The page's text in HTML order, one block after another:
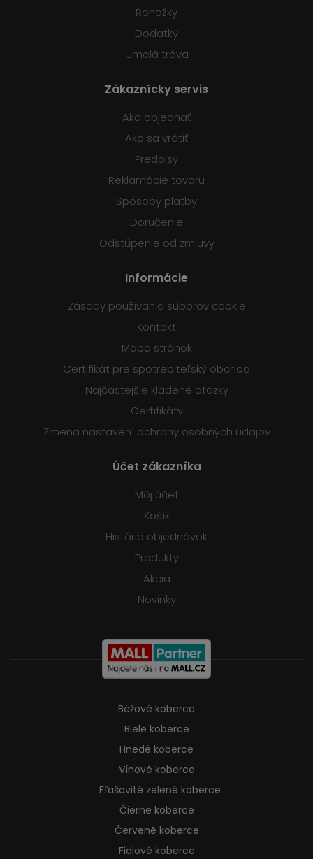
Rohožky
Dodatky
Umelá tráva
Zákaznícky servis
Ako objednať
Ako sa vrátiť
Predpisy
Reklamácie tovaru
Spôsoby platby
Doručenie
Odstúpenie od zmluvy
Informácie
Zásady používania súborov cookie
Kontakt
Mapa stránok
Certifikát pre spotrebiteľský obchod
Najčastejšie kladené otázky
Certifikáty
Zmena nastavení ochrany osobných údajov
Účet zákazníka
Môj účet
Košík
História objednávok
Produkty
Akcia
Novinky
Béžové koberce
Biele koberce
Hnedé koberce
Vínové koberce
Fľašovité zelené koberce
Čierne koberce
Červené koberce
Fialové koberce